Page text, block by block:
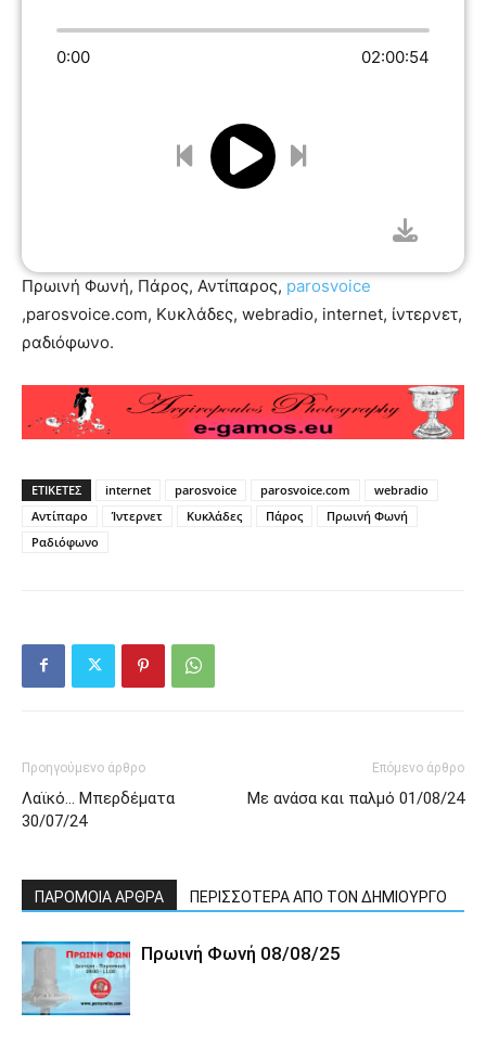
0:00 02:00:54
Πρωινή Φωνή, Πάρος, Αντίπαρος, parosvoice
,parosvoice.com, Κυκλάδες, webradio, internet, ίντερνετ,
ραδιόφωνο.
ΕΤΙΚΕΤΕΣ internet parosvoice parosvoice.com
webradio
Αντίπαρο
Ίντερνετ Κυκλάδες Πάρος
Πρωινή Φωνή
Ραδιόφωνο
Προηγούμενο άρθρο
Λαϊκό… Μπερδέματα
30/07/24
Επόμενο άρθρο
Με ανάσα και παλμό 01/08/24
ΠΑΡΟΜΟΙΑ ΑΡΘΡΑ ΠΕΡΙΣΣΟΤΕΡΑ ΑΠΟ ΤΟΝ ΔΗΜΙΟΥΡΓΟ
Πρωινή Φωνή 08/08/25